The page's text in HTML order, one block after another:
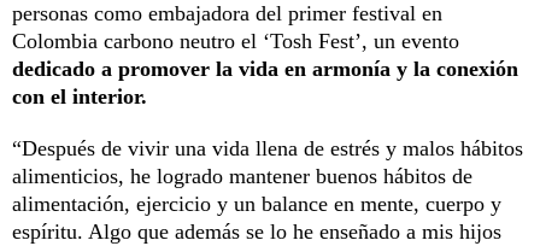
personas como embajadora del primer festival en
Colombia carbono neutro el ‘Tosh Fest’, un evento
dedicado a promover la vida en armonía y la conexión
con el interior.
“Después de vivir una vida llena de estrés y malos hábitos
alimenticios, he logrado mantener buenos hábitos de
alimentación, ejercicio y un balance en mente, cuerpo y
espíritu. Algo que además se lo he enseñado a mis hijos